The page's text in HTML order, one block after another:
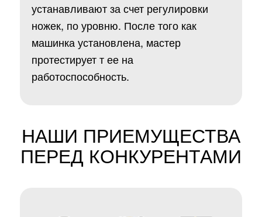
устанавливают за счет регулировки
ножек, по уровню. После того как
машинка установлена, мастер
протестирует т ее на
работоспособность.
НАШИ ПРИЕМУЩЕСТВА
ПЕРЕД КОНКУРЕНТАМИ